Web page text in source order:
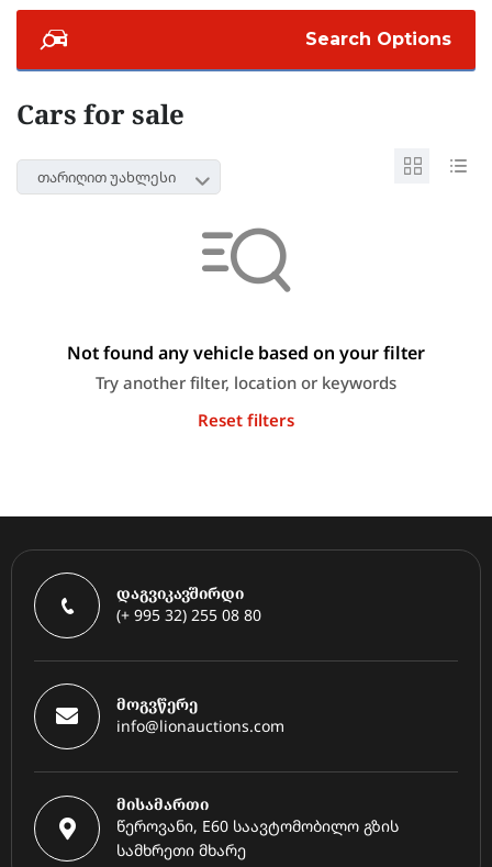
Search Options
Cars for sale
თარიღით უახლესი
Not found any vehicle based on your filter
Try another filter, location or keywords
Reset filters
დაგვიკავშირდი
(+ 995 32) 255 08 80
მოგვწერე
info@lionauctions.com
მისამართი
წეროვანი, E60 საავტომობილო გზის
სამხრეთი მხარე